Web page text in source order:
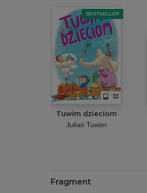
BESTSELLER
Tuwim dzieciom
Julian Tuwim
Fragment